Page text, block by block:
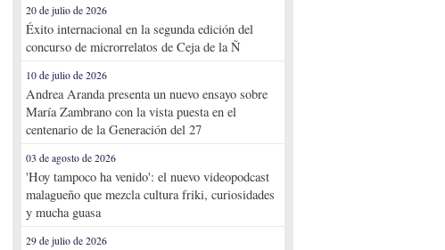
20 de julio de 2026
Éxito internacional en la segunda edición del
concurso de microrrelatos de Ceja de la Ñ
10 de julio de 2026
Andrea Aranda presenta un nuevo ensayo sobre
María Zambrano con la vista puesta en el
centenario de la Generación del 27
03 de agosto de 2026
'Hoy tampoco ha venido': el nuevo videopodcast
malagueño que mezcla cultura friki, curiosidades
y mucha guasa
29 de julio de 2026